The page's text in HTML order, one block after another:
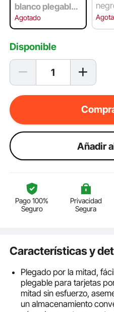
blanco plegable
portátil
Agotado
Disponible
Añadir
Pago 100%
Seguro
Privacidad
Segura
Características y
Plegado por la mitad,
plegable para tarjetas
mitad sin esfuerzo,
un almacenamiento